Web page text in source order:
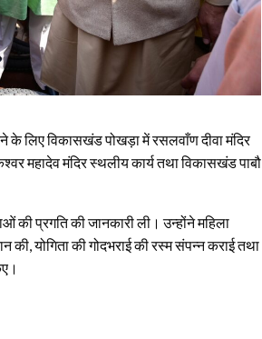
के लिए विकासखंड पोखड़ा में रसलवाँण दीवा मंदिर
महादेव मंदिर स्थलीय कार्य तथा विकासखंड पाबौ
की प्रगति की जानकारी ली। उन्होंने महिला
की, योगिता की गोदभराई की रस्म संपन्न कराई तथा